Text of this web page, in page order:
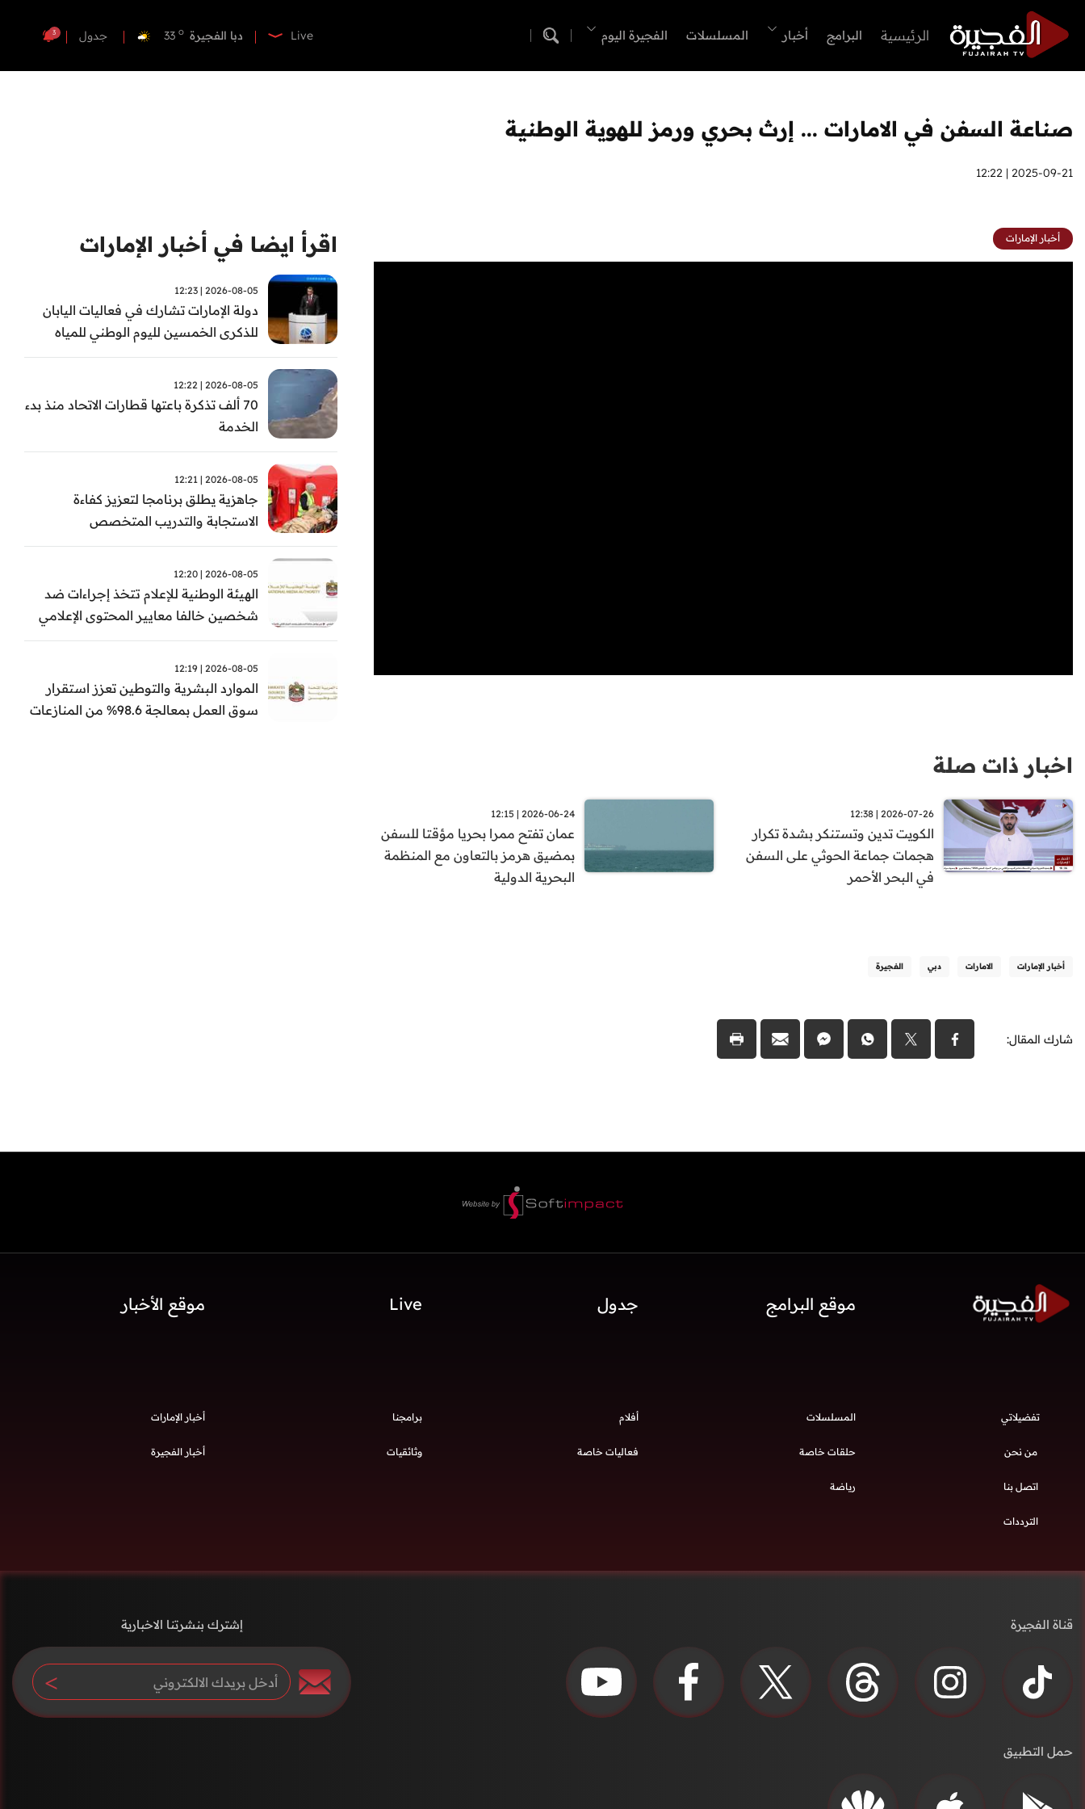
الرئيسية البرامج أخبار المسلسلات الفجيرة اليوم Live دبا الفجيرة 33 o جدول 3
صناعة السفن في الامارات ... إرث بحري ورمز للهوية الوطنية
2025-09-21 | 12:22
أخبار الإمارات
اخبار ذات صلة
2026-07-26 | 12:38
الكويت تدين وتستنكر بشدة تكرار
هجمات جماعة الحوثي على السفن
في البحر الأحمر
2026-06-24 | 12:15
عمان تفتح ممرا بحريا مؤقتا للسفن
بمضيق هرمز بالتعاون مع المنظمة
البحرية الدولية
أخبار الإمارات الامارات دبي الفجيرة
شارك المقال:
اقرأ ايضا في أخبار الإمارات
2026-08-05 | 12:23
دولة الإمارات تشارك في فعاليات اليابان
للذكرى الخمسين لليوم الوطني للمياه
وأسبوع المياه
2026-08-05 | 12:22
70 ألف تذكرة باعتها قطارات الاتحاد منذ بدء
الخدمة
2026-08-05 | 12:21
جاهزية يطلق برنامجا لتعزيز كفاءة
الاستجابة والتدريب المتخصص
2026-08-05 | 12:20
الهيئة الوطنية للإعلام تتخذ إجراءات ضد
شخصين خالفا معايير المحتوى الإعلامي
2026-08-05 | 12:19
الموارد البشرية والتوطين تعزز استقرار
سوق العمل بمعالجة 98.6% من المنازعات
موقع البرامج جدول Live موقع الأخبار
تفضيلاتي
من نحن
اتصل بنا
الترددات
المسلسلات أفلام برامجنا
حلقات خاصة فعاليات خاصة وثائقيات
رياضة
أخبار الإمارات
أخبار الفجيرة
قناة الفجيرة
حمل التطبيق
إشترك بنشرتنا الاخبارية